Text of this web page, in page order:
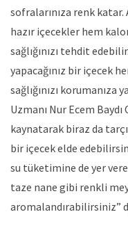
sofralarınıza renk
hazır içecekler hem
sağlığınızı tehdit
yapacağınız bir içecek
sağlığınızı korumanıza
Uzmanı Nur Ecem
kaynatarak biraz da
bir içecek elde
su tüketimine de yer
taze nane gibi renkli
aromalandırabilirsiniz”